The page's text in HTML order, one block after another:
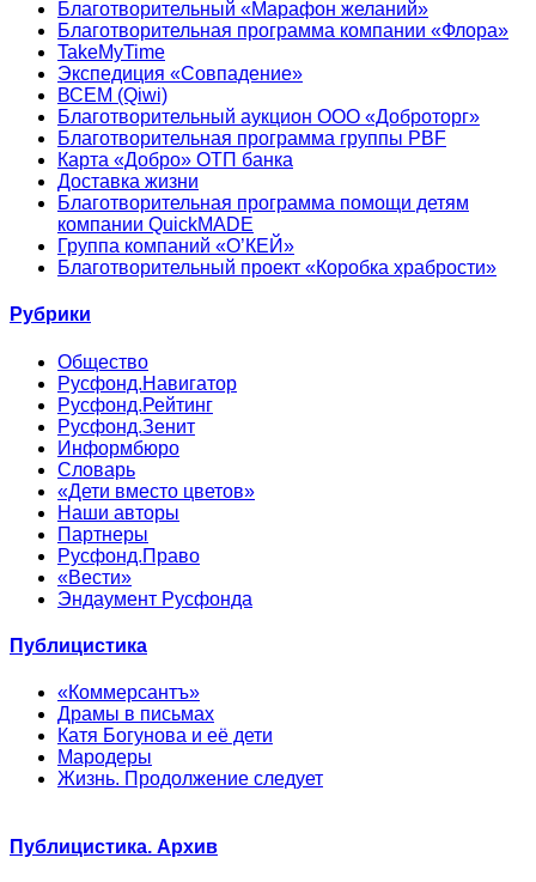
Благотворительный «Марафон желаний»
Благотворительная программа компании «Флора»
TakeMyTime
Экспедиция «Совпадение»
ВСЕМ (Qiwi)
Благотворительный аукцион ООО «Доброторг»
Благотворительная программа группы PBF
Карта «Добро» ОТП банка
Доставка жизни
Благотворительная программа помощи детям
компании QuickMADE
Группа компаний «О’КЕЙ»
Благотворительный проект «Коробка храбрости»
Рубрики
Общество
Русфонд.Навигатор
Русфонд.Рейтинг
Русфонд.Зенит
Информбюро
Словарь
«Дети вместо цветов»
Наши авторы
Партнеры
Русфонд.Право
«Вести»
Эндаумент Русфонда
Публицистика
«Коммерсантъ»
Драмы в письмах
Катя Богунова и её дети
Мародеры
Жизнь. Продолжение следует
Публицистика. Архив